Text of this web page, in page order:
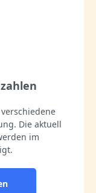
Die aktuell
im